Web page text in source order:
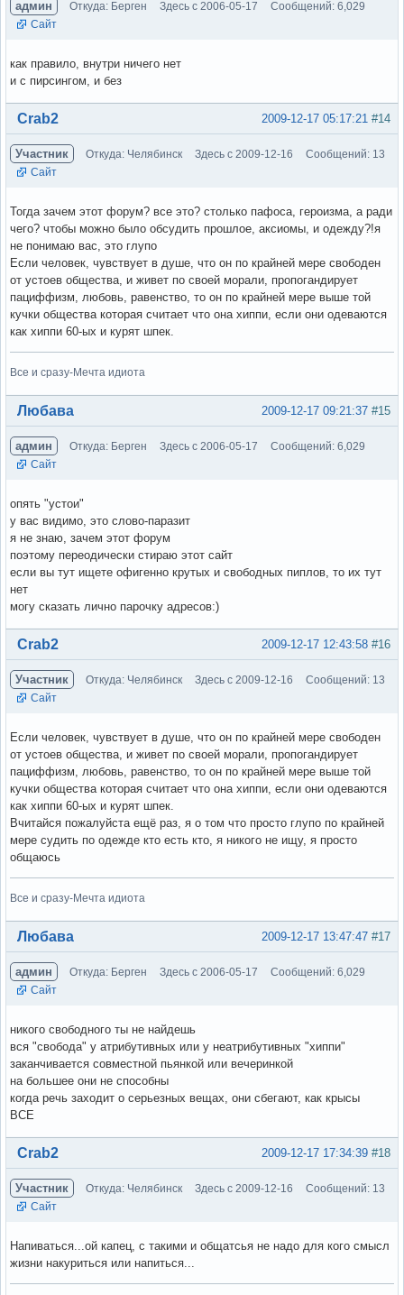
админ Откуда: Берген Здесь с 2006-05-17
Сообщений: 6,029
Сайт
как правило, внутри ничего нет
и с пирсингом, и без
Вне форума #14
2009-12-17 05:17:21
Crab2
Участник Откуда: Челябинск Здесь с 2009-12-16
Сообщений: 13
Сайт
Тогда зачем этот форум? все это? столько пафоса, героизма, а ради
чего? чтобы можно было обсудить прошлое, аксиомы, и одежду?!я
не понимаю вас, это глупо
Если человек, чувствует в душе, что он по крайней мере свободен
от устоев общества, и живет по своей морали, пропогандирует
пациффизм, любовь, равенство, то он по крайней мере выше той
кучки общества которая считает что она хиппи, если они одеваются
как хиппи 60-ых и курят шпек.
Все и сразу-Мечта идиота
Вне форума #15
2009-12-17 09:21:37
Любава
админ Откуда: Берген Здесь с 2006-05-17
Сообщений: 6,029
Сайт
опять "устои"
у вас видимо, это слово-паразит
я не знаю, зачем этот форум
поэтому переодически стираю этот сайт
если вы тут ищете офигенно крутых и свободных пиплов, то их тут
нет
могу сказать лично парочку адресов:)
Вне форума #16
2009-12-17 12:43:58
Crab2
Участник Откуда: Челябинск Здесь с 2009-12-16
Сообщений: 13
Сайт
Если человек, чувствует в душе, что он по крайней мере свободен
от устоев общества, и живет по своей морали, пропогандирует
пациффизм, любовь, равенство, то он по крайней мере выше той
кучки общества которая считает что она хиппи, если они одеваются
как хиппи 60-ых и курят шпек.
Вчитайся пожалуйста ещё раз, я о том что просто глупо по крайней
мере судить по одежде кто есть кто, я никого не ищу, я просто
общаюсь
Все и сразу-Мечта идиота
Вне форума #17
2009-12-17 13:47:47
Любава
админ Откуда: Берген Здесь с 2006-05-17
Сообщений: 6,029
Сайт
никого свободного ты не найдешь
вся "свобода" у атрибутивных или у неатрибутивных "хиппи"
заканчивается совместной пьянкой или вечеринкой
на большее они не способны
когда речь заходит о серьезных вещах, они сбегают, как крысы
ВСЕ
Вне форума #18
2009-12-17 17:34:39
Crab2
Участник Откуда: Челябинск Здесь с 2009-12-16
Сообщений: 13
Сайт
Напиваться...ой капец, с такими и общатсья не надо для кого смысл
жизни накуриться или напиться...